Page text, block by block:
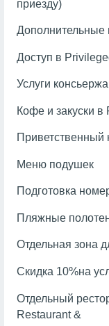
приезду)
Дополнительные
Доступ в
Услуги консьержа
Кофе и закуски
Приветственный
Меню подушек
Подготовка
Пляжные
Отдельная зона
Скидка 10%на
Отдельный
Restaurant &